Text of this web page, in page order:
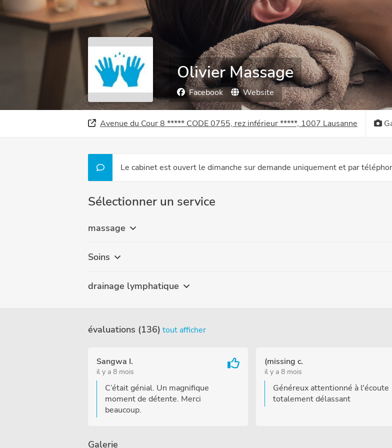
Olivier Massage
Facebook Website
Avenue du Cour 8 ***** CODE 0755, rez inférieur *****, 1007 Lausanne
Le cabinet est ouvert le dimanche sur demande uniquement et par
Sélectionner un service
massage
Soins
drainage lymphatique
évaluations (136) tout afficher
Sangwa I.
il y a 8 mois
C’était génial. Un magnifique
moment de détente. Merci
beaucoup.
(missing c.
il y a 8 mois
Généreux attentionné à l'écoute
totalement délassant
Galerie